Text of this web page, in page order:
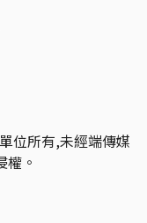
位所有,未經端傳媒
。